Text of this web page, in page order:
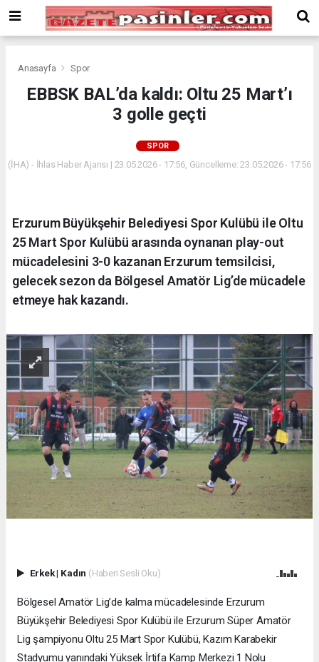
Bonusu
Veren
deneme
siteler
Veren
Anasayfa Spor
EBBSK BAL’da kaldı: Oltu 25 Mart’ı
3 golle geçti
SPOR
(İHA) - İhlas Haber Ajansı | 23.05.2026 - 17:56, Güncelleme: 23.05.2026 - 17:56
Erzurum Büyükşehir Belediyesi Spor Kulübü ile Oltu
25 Mart Spor Kulübü arasında oynanan play-out
mücadelesini 3-0 kazanan Erzurum temsilcisi,
gelecek sezon da Bölgesel Amatör Lig’de mücadele
etmeye hak kazandı.
Erkek| Kadın (Haberi Sesli Oku)
Bölgesel Amatör Lig’de kalma mücadelesinde Erzurum
Büyükşehir Belediyesi Spor Kulübü ile Erzurum Süper Amatör
Lig şampiyonu Oltu 25 Mart Spor Kulübü, Kazım Karabekir
Stadyumu yanındaki Yüksek İrtifa Kamp Merkezi 1 Nolu